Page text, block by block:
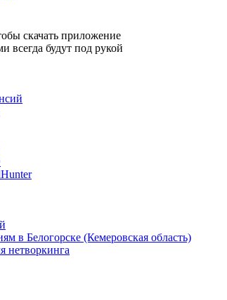
скачать приложение
всегда будут под рукой
в Белогорске (Кемеровская область)
нетворкинга